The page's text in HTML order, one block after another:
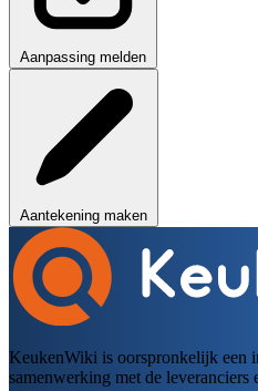
Aanpassing melden
Aantekening maken
KeukenWiki is oorspronkelijk een
samenwerking met de leveranciers